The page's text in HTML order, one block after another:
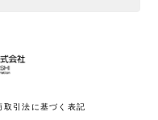
取引法に基づく表記